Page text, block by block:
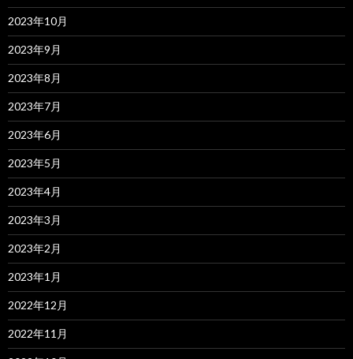
2023年10月
2023年9月
2023年8月
2023年7月
2023年6月
2023年5月
2023年4月
2023年3月
2023年2月
2023年1月
2022年12月
2022年11月